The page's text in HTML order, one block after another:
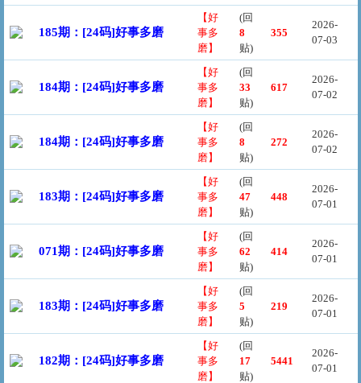
185期：[24码]好事多磨
【好
事多
磨】
(回
8
贴)
355
2026-
07-03
184期：[24码]好事多磨
【好
事多
磨】
(回
33
贴)
617
2026-
07-02
184期：[24码]好事多磨
【好
事多
磨】
(回
8
贴)
272
2026-
07-02
183期：[24码]好事多磨
【好
事多
磨】
(回
47
贴)
448
2026-
07-01
071期：[24码]好事多磨
【好
事多
磨】
(回
62
贴)
414
2026-
07-01
183期：[24码]好事多磨
【好
事多
磨】
(回
5
贴)
219
2026-
07-01
182期：[24码]好事多磨
【好
事多
磨】
(回
17
贴)
5441
2026-
07-01